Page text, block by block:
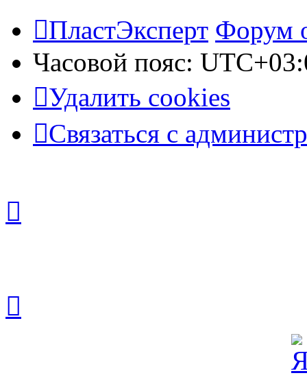
ПластЭксперт Форум
Часовой пояс:
Удалить cookies
Связаться с